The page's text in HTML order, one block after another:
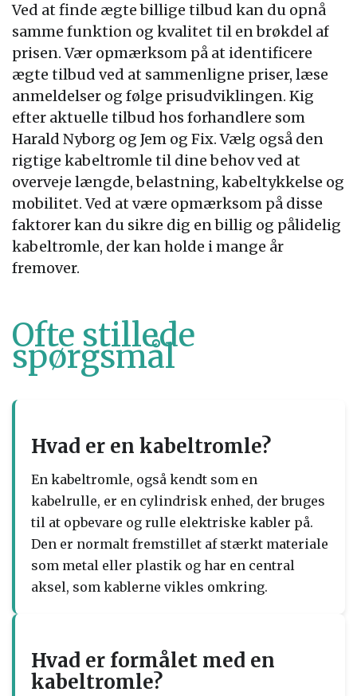
Ved at finde ægte billige tilbud kan du opnå
samme funktion og kvalitet til en brøkdel af
prisen. Vær opmærksom på at identificere
ægte tilbud ved at sammenligne priser, læse
anmeldelser og følge prisudviklingen. Kig
efter aktuelle tilbud hos forhandlere som
Harald Nyborg og Jem og Fix. Vælg også den
rigtige kabeltromle til dine behov ved at
overveje længde, belastning, kabeltykkelse og
mobilitet. Ved at være opmærksom på disse
faktorer kan du sikre dig en billig og pålidelig
kabeltromle, der kan holde i mange år
fremover.
Ofte stillede
spørgsmål
Hvad er en kabeltromle?
En kabeltromle, også kendt som en
kabelrulle, er en cylindrisk enhed, der bruges
til at opbevare og rulle elektriske kabler på.
Den er normalt fremstillet af stærkt materiale
som metal eller plastik og har en central
aksel, som kablerne vikles omkring.
Hvad er formålet med en
kabeltromle?